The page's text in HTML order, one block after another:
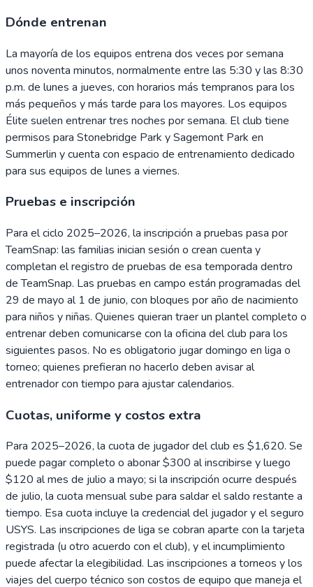
Dónde entrenan
La mayoría de los equipos entrena dos veces por semana
unos noventa minutos, normalmente entre las 5:30 y las 8:30
p.m. de lunes a jueves, con horarios más tempranos para los
más pequeños y más tarde para los mayores. Los equipos
Élite suelen entrenar tres noches por semana. El club tiene
permisos para Stonebridge Park y Sagemont Park en
Summerlin y cuenta con espacio de entrenamiento dedicado
para sus equipos de lunes a viernes.
Pruebas e inscripción
Para el ciclo 2025–2026, la inscripción a pruebas pasa por
TeamSnap: las familias inician sesión o crean cuenta y
completan el registro de pruebas de esa temporada dentro
de TeamSnap. Las pruebas en campo están programadas del
29 de mayo al 1 de junio, con bloques por año de nacimiento
para niños y niñas. Quienes quieran traer un plantel completo o
entrenar deben comunicarse con la oficina del club para los
siguientes pasos. No es obligatorio jugar domingo en liga o
torneo; quienes prefieran no hacerlo deben avisar al
entrenador con tiempo para ajustar calendarios.
Cuotas, uniforme y costos extra
Para 2025–2026, la cuota de jugador del club es $1,620. Se
puede pagar completo o abonar $300 al inscribirse y luego
$120 al mes de julio a mayo; si la inscripción ocurre después
de julio, la cuota mensual sube para saldar el saldo restante a
tiempo. Esa cuota incluye la credencial del jugador y el seguro
USYS. Las inscripciones de liga se cobran aparte con la tarjeta
registrada (u otro acuerdo con el club), y el incumplimiento
puede afectar la elegibilidad. Las inscripciones a torneos y los
viajes del cuerpo técnico son costos de equipo que maneja el